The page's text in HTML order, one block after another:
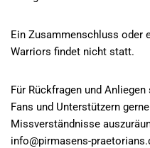
Ein Zusammenschluss oder
Warriors findet nicht statt.
Für Rückfragen und
Fans und Unterstützern
Missverständnisse
info@pirmasens-